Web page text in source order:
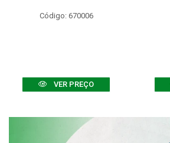
Código: 670006
VER PREÇO